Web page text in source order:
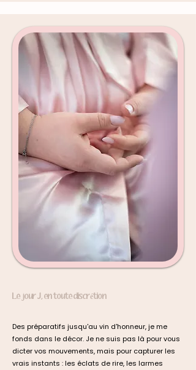
Le jour J, en toute discrétion
Des préparatifs jusqu'au vin d'honneur, je me
fonds dans le décor. Je ne suis pas là pour vous
dicter vos mouvements, mais pour capturer les
vrais instants : les éclats de rire, les larmes